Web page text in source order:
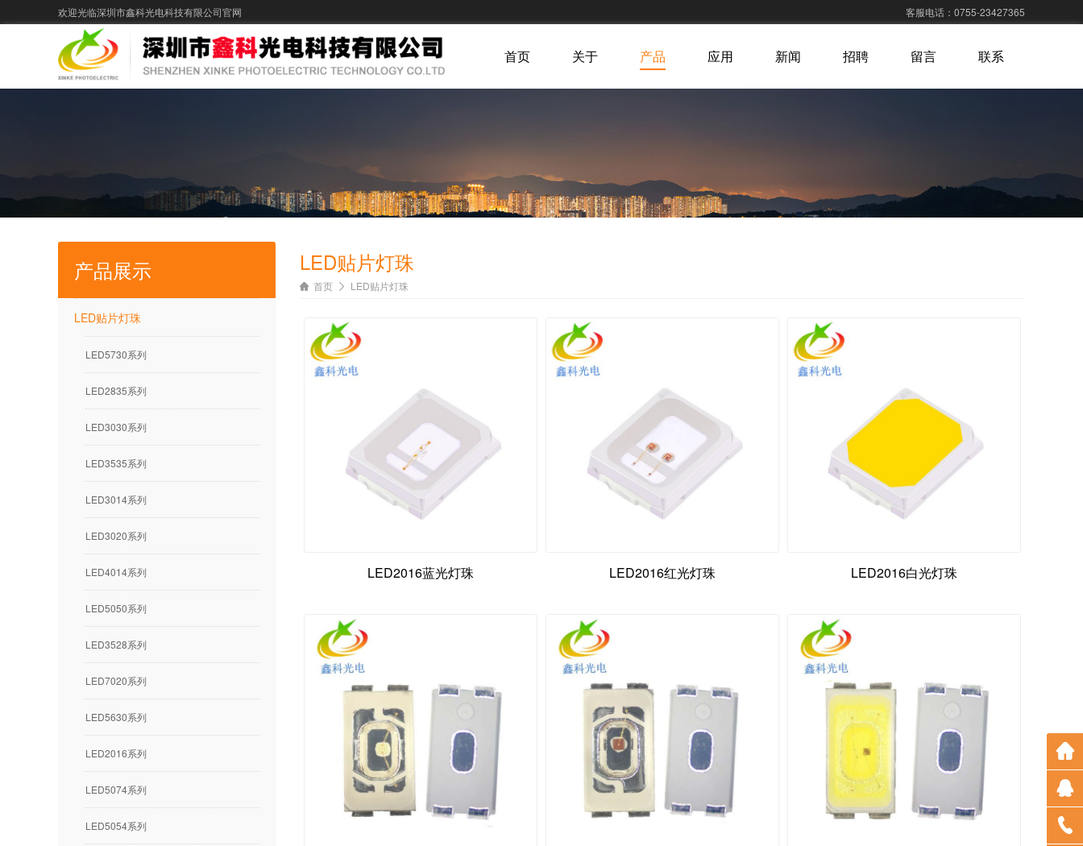
客服电话：0755-23427365
欢迎光临深圳市鑫科光电科技有限公司官网
首页 关于 产品 应用 新闻 招聘 留言 联系
产品展示
LED贴片灯珠
LED5730系列
LED2835系列
LED3030系列
LED3535系列
LED3014系列
LED3020系列
LED4014系列
LED5050系列
LED3528系列
LED7020系列
LED5630系列
LED2016系列
LED5074系列
LED5054系列
LED贴片灯珠
首页 LED贴片灯珠
LED2016蓝光灯珠 LED2016红光灯珠 LED2016白光灯珠